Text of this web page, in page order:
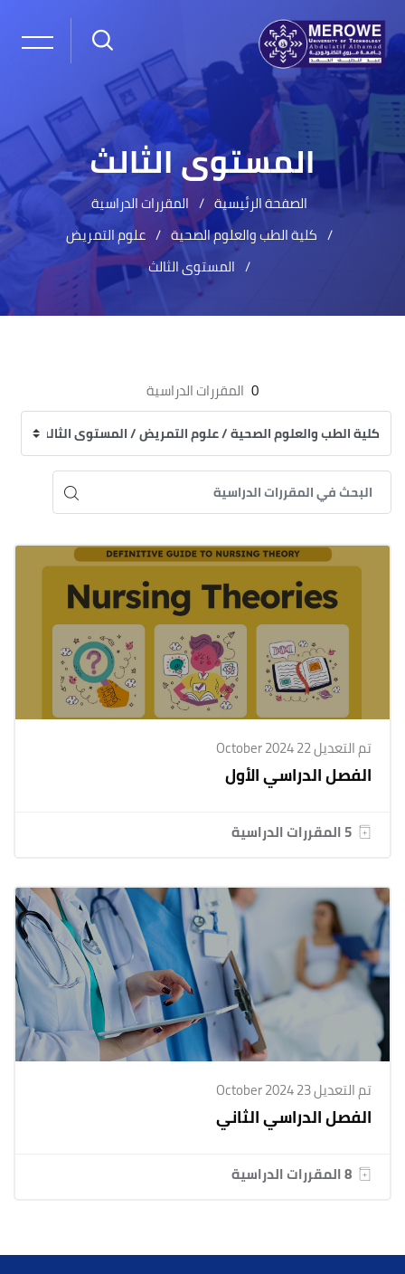
المستوى الثالث
الصفحة الرئيسية
المقررات الدراسية
كلية الطب والعلوم الصحية
علوم التمريض
المستوى الثالث
0 المقررات الدراسية
تم التعديل 22 October 2024
الفصل الدراسي الأول
5 المقررات الدراسية
تم التعديل 23 October 2024
الفصل الدراسي الثاني
8 المقررات الدراسية